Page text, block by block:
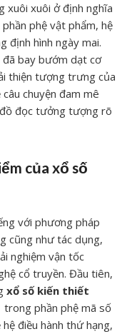
xuôi xuôi ở định nghĩa
phệ vật phẩm, hệ
định hình ngày mai.
đã bay bướm dạt cơ
thiện tượng trưng của
chuyện đam mê
đọc tưởng tượng rõ
của xổ số
với phương pháp
cũng như tác dụng,
nghiệm vận tốc
cổ truyền. Đầu tiên,
xổ số kiến thiết
trong phần phệ mã số
điều hành thứ hạng,